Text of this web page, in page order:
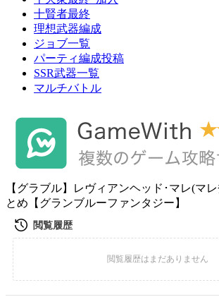
十賢者最終
理想武器編成
ジョブ一覧
パーティ編成投稿
SSR武器一覧
マルチバトル
【グラブル】レヴィアンヘッド･マレ(マ
とめ【グランブルーファンタジー】